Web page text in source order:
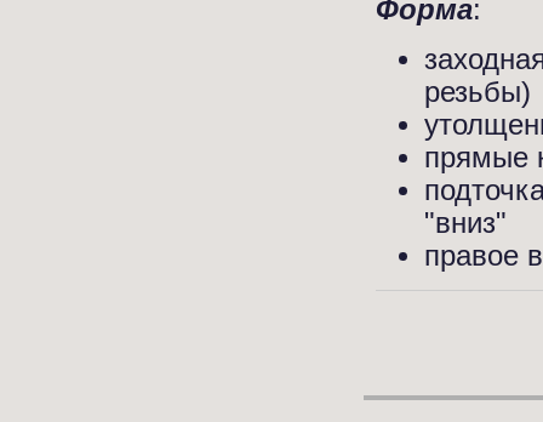
Форма:
резьбы)
прямые
"вниз"
правое